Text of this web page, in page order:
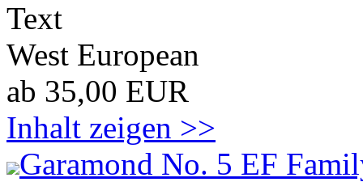
Text
West European
ab 35,00 EUR
Inhalt zeigen >>
Garamond No. 5 EF